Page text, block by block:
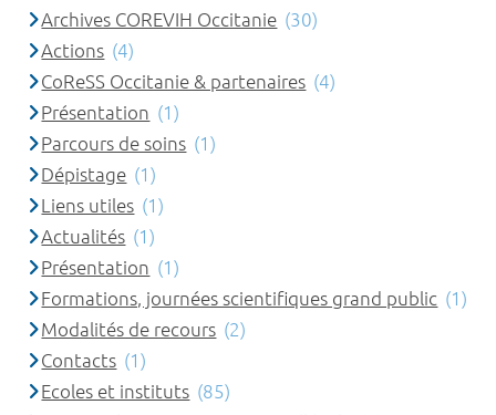
Archives COREVIH Occitanie (30)
Actions (4)
CoReSS Occitanie & partenaires (4)
Présentation (1)
Parcours de soins (1)
Dépistage (1)
Liens utiles (1)
Actualités (1)
Présentation (1)
Formations, journées scientifiques grand public (1)
Modalités de recours (2)
Contacts (1)
Ecoles et instituts (85)